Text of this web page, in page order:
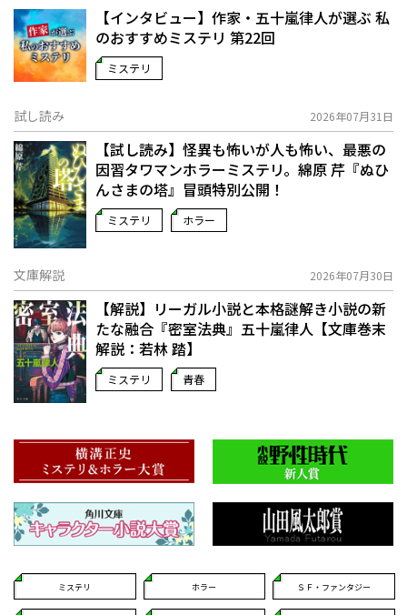
【インタビュー】作家・五十嵐律人が選ぶ 私
のおすすめミステリ 第22回
ミステリ
試し読み 2026年07月31日
【試し読み】怪異も怖いが人も怖い、最悪の
因習タワマンホラーミステリ。綿原 芹『ぬひ
んさまの塔』冒頭特別公開！
ミステリ ホラー
文庫解説 2026年07月30日
【解説】リーガル小説と本格謎解き小説の新
たな融合――『密室法典』五十嵐律人【文庫巻末
解説：若林 踏】
ミステリ 青春
ミステリ ホラー ＳＦ・ファンタジー